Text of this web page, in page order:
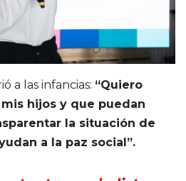
a las infancias: “Quiero
hijos y que puedan
la situación de
a la paz social”.